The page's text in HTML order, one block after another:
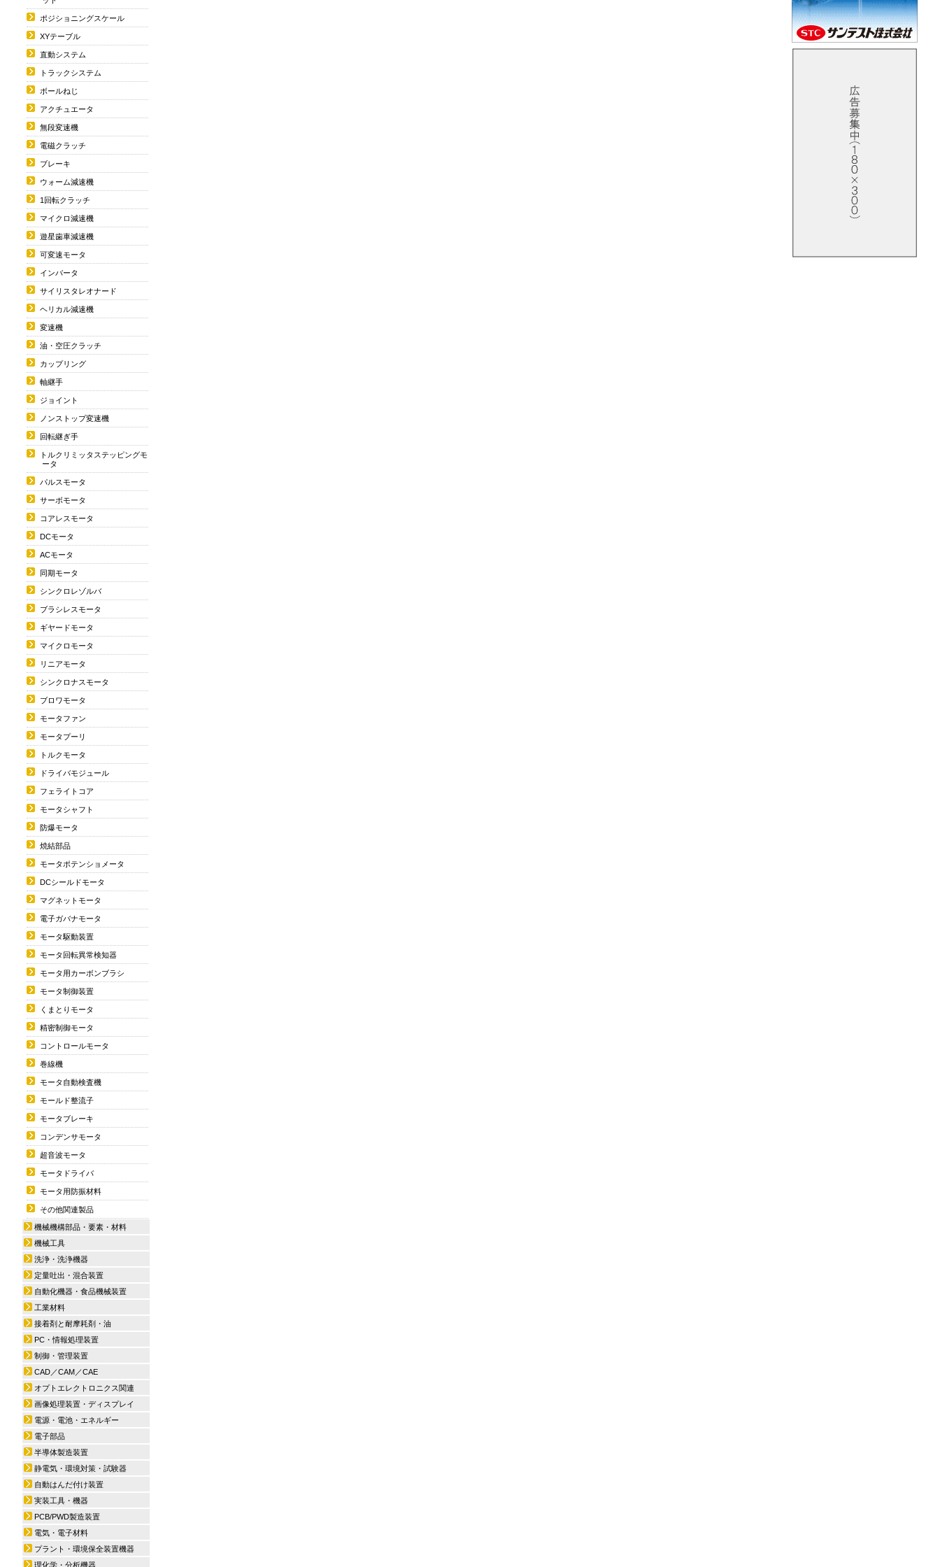
ポジショニングスケール
XYテーブル
直動システム
トラックシステム
ボールねじ
アクチュエータ
無段変速機
電磁クラッチ
ブレーキ
ウォーム減速機
1回転クラッチ
マイクロ減速機
遊星歯車減速機
可変速モータ
インバータ
サイリスタレオナード
ヘリカル減速機
変速機
油・空圧クラッチ
カップリング
軸継手
ジョイント
ノンストップ変速機
回転継ぎ手
トルクリミッタステッピングモ
ータ
パルスモータ
サーボモータ
コアレスモータ
DCモータ
ACモータ
同期モータ
シンクロレゾルバ
ブラシレスモータ
ギヤードモータ
マイクロモータ
リニアモータ
シンクロナスモータ
ブロワモータ
モータファン
モータプーリ
トルクモータ
ドライバモジュール
フェライトコア
モータシャフト
防爆モータ
焼結部品
モータポテンショメータ
DCシールドモータ
マグネットモータ
電子ガバナモータ
モータ駆動装置
モータ回転異常検知器
モータ用カーボンブラシ
モータ制御装置
くまとりモータ
精密制御モータ
コントロールモータ
巻線機
モータ自動検査機
モールド整流子
モータブレーキ
コンデンサモータ
超音波モータ
モータドライバ
モータ用防振材料
その他関連製品
機械機構部品・要素・材料
機械工具
洗浄・洗浄機器
定量吐出・混合装置
自動化機器・食品機械装置
工業材料
接着剤と耐摩耗剤・油
PC・情報処理装置
制御・管理装置
CAD／CAM／CAE
オプトエレクトロニクス関連
画像処理装置・ディスプレイ
電源・電池・エネルギー
電子部品
半導体製造装置
静電気・環境対策・試験器
自動はんだ付け装置
実装工具・機器
PCB/PWD製造装置
電気・電子材料
プラント・環境保全装置機器
理化学・分析機器